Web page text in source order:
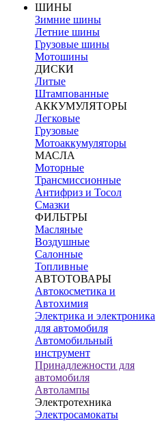
ШИНЫ
Зимние шины
Летние шины
Грузовые шины
Мотошины
ДИСКИ
Литые
Штампованные
АККУМУЛЯТОРЫ
Легковые
Грузовые
Мотоаккумуляторы
МАСЛА
Моторные
Трансмиссионные
Антифриз и Тосол
Смазки
ФИЛЬТРЫ
Масляные
Воздушные
Салонные
Топливные
АВТОТОВАРЫ
Автокосметика и
Автохимия
Электрика и электроника
для автомобиля
Автомобильный
инструмент
Принадлежности для
автомобиля
Автолампы
Электротехника
Электросамокаты